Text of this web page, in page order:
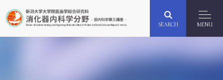
SEARCH MENU